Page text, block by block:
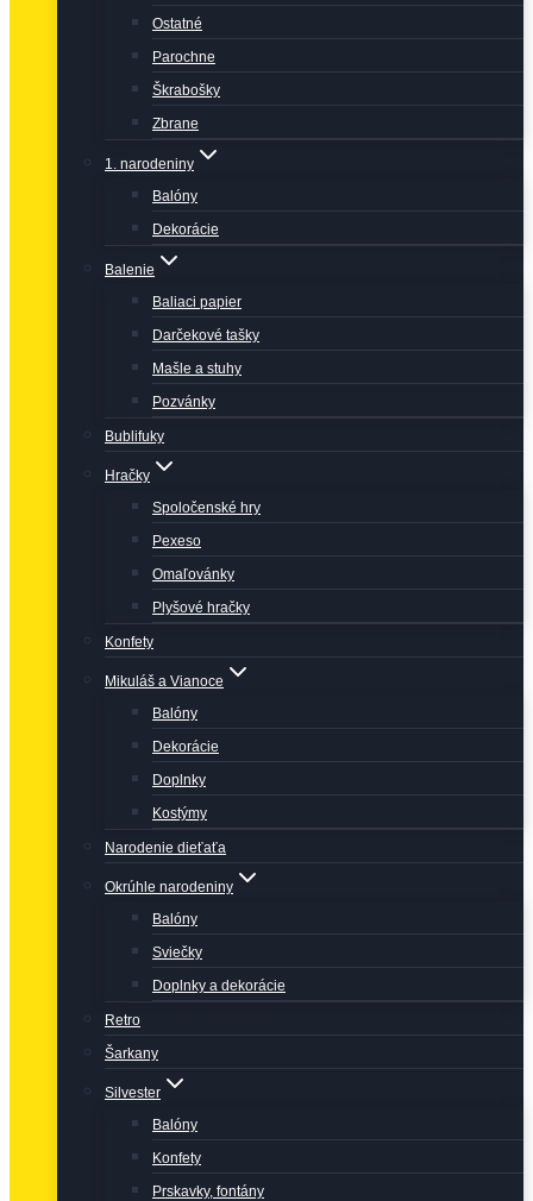
Ostatné
Parochne
Škrabošky
Zbrane
1. narodeniny
Balóny
Dekorácie
Balenie
Baliaci papier
Darčekové tašky
Mašle a stuhy
Pozvánky
Bublifuky
Hračky
Spoločenské hry
Pexeso
Omaľovánky
Plyšové hračky
Konfety
Mikuláš a Vianoce
Balóny
Dekorácie
Doplnky
Kostýmy
Narodenie dieťaťa
Okrúhle narodeniny
Balóny
Sviečky
Doplnky a dekorácie
Retro
Šarkany
Silvester
Balóny
Konfety
Prskavky, fontány